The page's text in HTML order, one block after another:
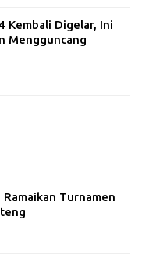
Kembali Digelar, Ini
Mengguncang
Turnamen